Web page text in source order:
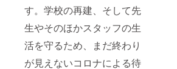
す。学校の再建、そして先
生やそのほかスタッフの生
活を守るため、まだ終わり
が見えないコロナによる待